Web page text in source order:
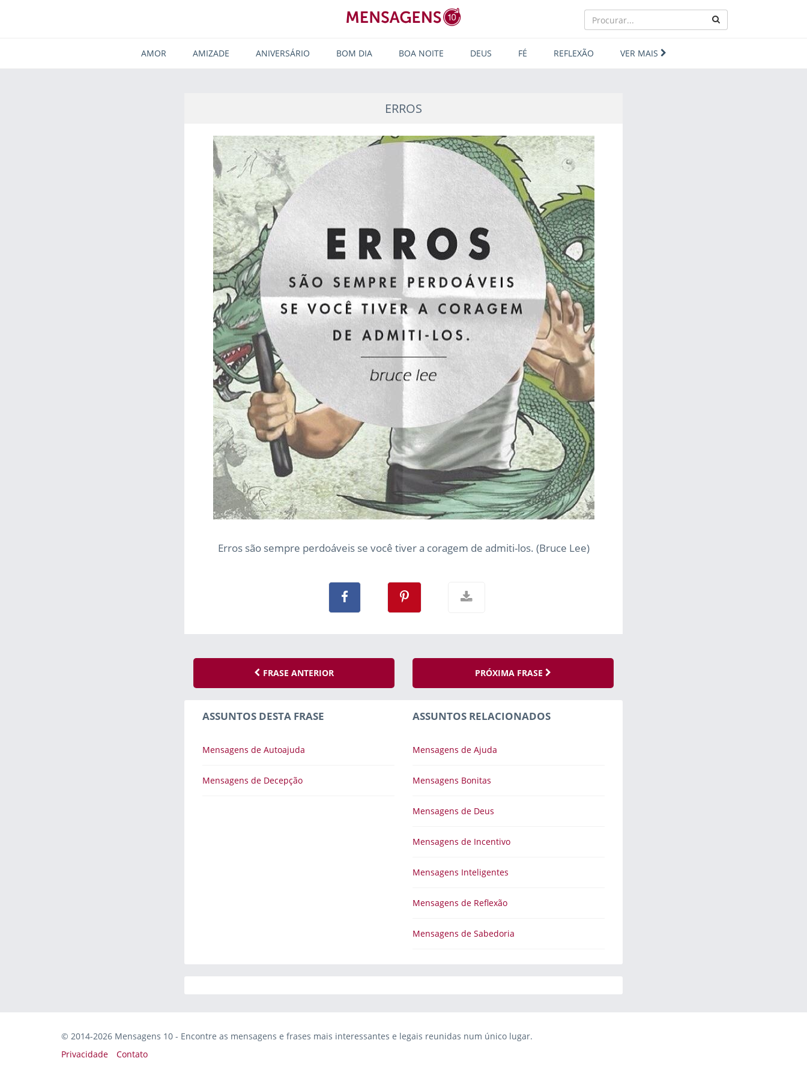
AMOR AMIZADE ANIVERSÁRIO BOM DIA BOA NOITE DEUS FÉ REFLEXÃO VER MAIS
ERROS
Erros são sempre perdoáveis se você tiver a coragem de admiti-los. (Bruce Lee)
FRASE ANTERIOR PRÓXIMA FRASE
ASSUNTOS DESTA FRASE
Mensagens de Autoajuda
Mensagens de Decepção
ASSUNTOS RELACIONADOS
Mensagens de Ajuda
Mensagens Bonitas
Mensagens de Deus
Mensagens de Incentivo
Mensagens Inteligentes
Mensagens de Reflexão
Mensagens de Sabedoria
© 2014-2026 Mensagens 10 - Encontre as mensagens e frases mais interessantes e legais reunidas num único lugar.
Privacidade
Contato